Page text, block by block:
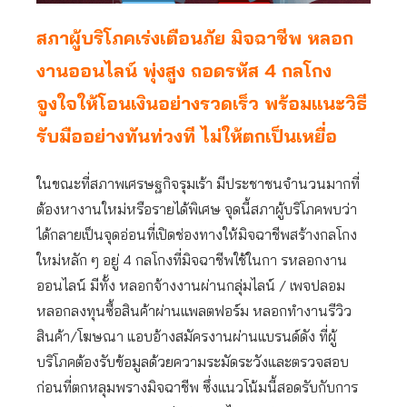
สภาผู้บริโภคเร่งเตือนภัย มิจฉาชีพ หลอก
งานออนไลน์ พุ่งสูง ถอดรหัส 4 กลโกง
จูงใจให้โอนเงินอย่างรวดเร็ว พร้อมแนะวิธี
รับมืออย่างทันท่วงที ไม่ให้ตกเป็นเหยื่อ
ในขณะที่สภาพเศรษฐกิจรุมเร้า มีประชาชนจำนวนมากที่
ต้องหางานใหม่หรือรายได้พิเศษ จุดนี้สภาผู้บริโภคพบว่า
ได้กลายเป็นจุดอ่อนที่เปิดช่องทางให้มิจฉาชีพสร้างกลโกง
ใหม่หลัก ๆ อยู่ 4 กลโกงที่มิจฉาชีพใช้ในกา รหลอกงาน
ออนไลน์ มีทั้ง หลอกจ้างงานผ่านกลุ่มไลน์ / เพจปลอม
หลอกลงทุนซื้อสินค้าผ่านแพลตฟอร์ม หลอกทำงานรีวิว
สินค้า/โฆษณา แอบอ้างสมัครงานผ่านแบรนด์ดัง ที่ผู้
บริโภคต้องรับข้อมูลด้วยความระมัดระวังและตรวจสอบ
ก่อนที่ตกหลุมพรางมิจฉาชีพ ซึ่งแนวโน้มนี้สอดรับกับการ